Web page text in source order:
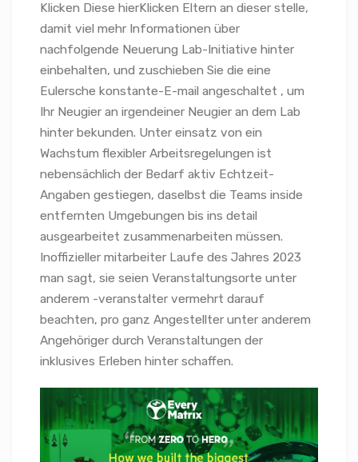
Klicken Diese hierKlicken Eltern an dieser stelle,
damit viel mehr Informationen über
nachfolgende Neuerung Lab-Initiative hinter
einbehalten, und zuschieben Sie die eine
Eulersche konstante-E-mail angeschaltet , um
Ihr Neugier an irgendeiner Neugier an dem Lab
hinter bekunden. Unter einsatz von ein
Wachstum flexibler Arbeitsregelungen ist
nebensächlich der Bedarf aktiv Echtzeit-
Angaben gestiegen, daselbst die Teams inside
entfernten Umgebungen bis ins detail
ausgearbeitet zusammenarbeiten müssen.
Inoffizieller mitarbeiter Laufe des Jahres 2023
man sagt, sie seien Veranstaltungsorte unter
anderem -veranstalter vermehrt darauf
beachten, pro ganz Angestellter unter anderem
Angehöriger durch Veranstaltungen der
inklusives Erleben hinter schaffen.